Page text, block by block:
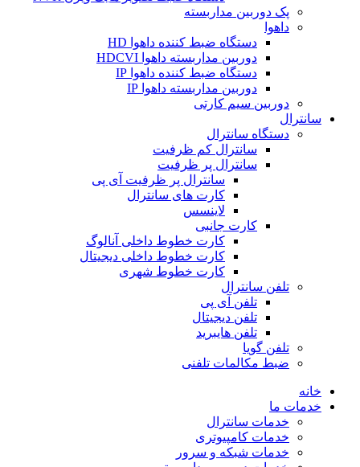
پک دوربین مداربسته
داهوا
دستگاه ضبط کننده داهوا HD
دوربین مداربسته داهوا HDCVI
دستگاه ضبط کننده داهوا IP
دوربین مداربسته داهوا IP
دوربین سیم کارتی
سانترال
دستگاه سانترال
سانترال کم ظرفیت
سانترال پر ظرفیت
سانترال پر ظرفیت آی پی
کارت های سانترال
لاینسس
کارت جانبی
کارت خطوط داخلی آنالوگ
کارت خطوط داخلی دیجیتال
کارت خطوط شهری
تلفن سانترال
تلفن آی پی
تلفن دیجیتال
تلفن هایبرید
تلفن گویا
ضبط مکالمات تلفنی
خانه
خدمات ما
خدمات سانترال
خدمات کامپیوتری
خدمات شبکه و سرور